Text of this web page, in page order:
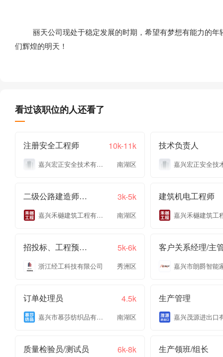
丽天公司现处于稳定发展的时期，希望有梦想有能力的年
们辉煌的明天！
看过该职位的人还看了
注册安全工程师 10k-11k
嘉兴宏正安全技术有限公司 南湖区
技术负责人
二级公路建造师带公路职称 3k-5k
嘉兴禾樾建筑工程有限公司 南湖区
建筑机电工程师
招投标、工程预结算 5k-6k
浙江经工科技有限公司 秀洲区
客户关系经理/主
订单处理员 4.5k
嘉兴市慕莎纺织品有限公司 南湖区
生产管理
质量检验员/测试员 6k-8k 生产领班/组长